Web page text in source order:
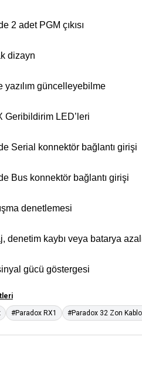
2 adet PGM çıkısı
dizayn
yazılım güncelleyebilme
Geribildirim LED’leri
Serial konnektör bağlantı girişi
Bus konnektör bağlantı girişi
denetlemesi
denetim kaybı veya batarya
gücü göstergesi
#Paradox RX1 #Paradox 32 Zon